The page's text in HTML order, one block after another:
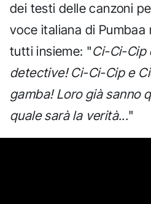
dei testi delle canzoni
voce italiana di Pumbaa
tutti insieme: "Ci-Ci-Cip
detective! Ci-Ci-Cip e
gamba! Loro già sanno
quale sarà la verità..."